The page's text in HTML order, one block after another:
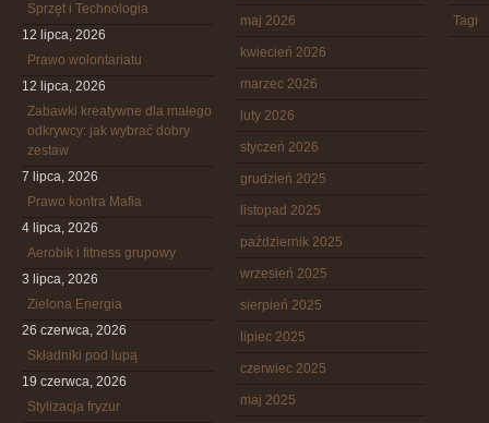
Sprzęt i Technologia
12 lipca, 2026
Prawo wolontariatu
12 lipca, 2026
Zabawki kreatywne dla małego
odkrywcy: jak wybrać dobry
zestaw
7 lipca, 2026
Prawo kontra Mafia
4 lipca, 2026
Aerobik i fitness grupowy
3 lipca, 2026
Zielona Energia
26 czerwca, 2026
Składniki pod lupą
19 czerwca, 2026
Stylizacja fryzur
maj 2026
kwiecień 2026
marzec 2026
luty 2026
styczeń 2026
grudzień 2025
listopad 2025
październik 2025
wrzesień 2025
sierpień 2025
lipiec 2025
czerwiec 2025
maj 2025
Tagi